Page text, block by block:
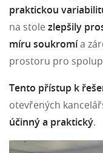
praktickou
na stole zlepšily
míru soukromía
prostoru pro
Tento přístup k
otevřených
účinný a praktický.